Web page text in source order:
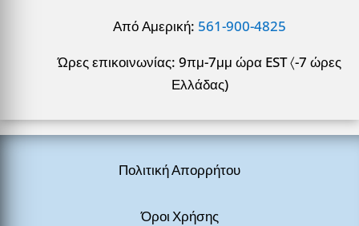
Από Αμερική: 561-900-4825
Ώρες επικοινωνίας: 9πμ-7μμ ώρα EST 〈-7 ώρες
Ελλάδας)
Πολιτική Απορρήτου
Όροι Χρήσης